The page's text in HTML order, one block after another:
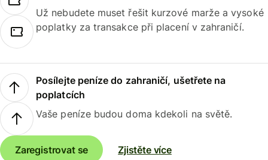
Už nebudete muset řešit kurzové marže a vysoké
poplatky za transakce při placení v zahraničí.
Posílejte peníze do zahraničí, ušetřete na
poplatcích
Vaše peníze budou doma kdekoli na světě.
Zaregistrovat se Zjistěte více